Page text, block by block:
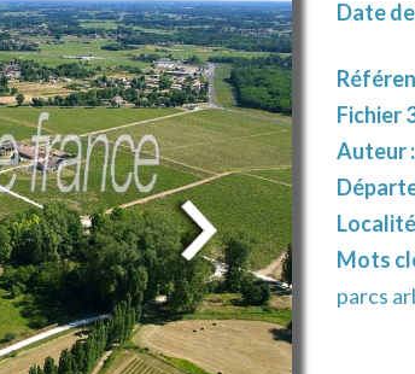
Date
Fichier
Auteur :
Mots
parcs